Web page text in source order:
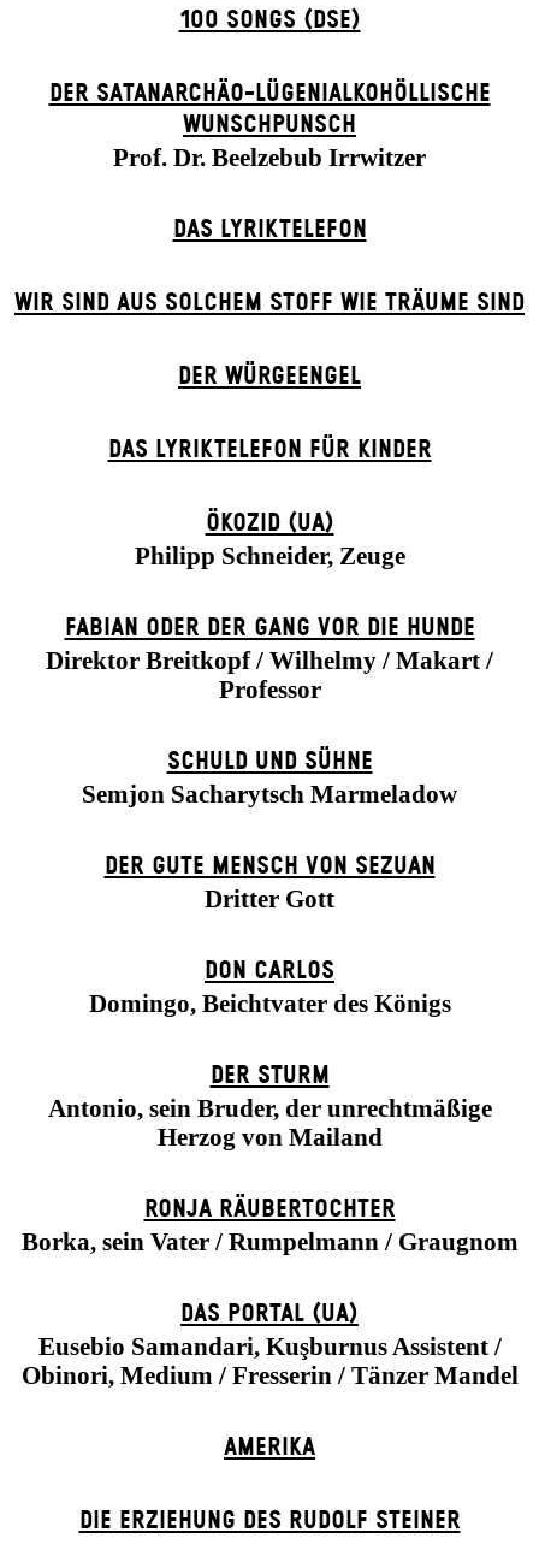
100 SONGS (DSE)
DER SATANARCHÄO-LÜGENIALKOHÖLLISCHE
WUNSCHPUNSCH
Prof. Dr. Beelzebub Irrwitzer
DAS LYRIKTELEFON
WIR SIND AUS SOLCHEM STOFF WIE TRÄUME SIND
DER WÜR­GE­ENG­EL
DAS LYRIKTELEFON FÜR KINDER
ÖKOZID (UA)
Philipp Schneider, Zeuge
FABIAN ODER DER GANG VOR DIE HUNDE
Direktor Breitkopf / Wilhelmy / Makart /
Professor
SCHULD UND SÜHNE
Semjon Sacharytsch Marmeladow
DER GUTE MENSCH VON SEZUAN
Dritter Gott
DON CARLOS
Domingo, Beichtvater des Königs
DER STURM
Antonio, sein Bruder, der unrechtmäßige
Herzog von Mailand
RONJA RÄUBER­TOCHTER
Borka, sein Vater / Rumpelmann / Graugnom
DAS POR­TAL (UA)
Eusebio Samandari, Kuşburnus Assistent /
Obinori, Medium / Fresserin / Tänzer Mandel
AMERIKA
DIE ERZIEHUNG DES RUDOLF STEINER